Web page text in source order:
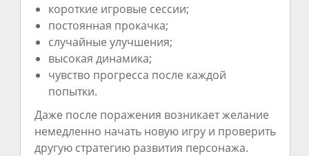
короткие игровые сессии;
постоянная прокачка;
случайные улучшения;
высокая динамика;
чувство прогресса после каждой
попытки.
Даже после поражения возникает желание
немедленно начать новую игру и проверить
другую стратегию развития персонажа.